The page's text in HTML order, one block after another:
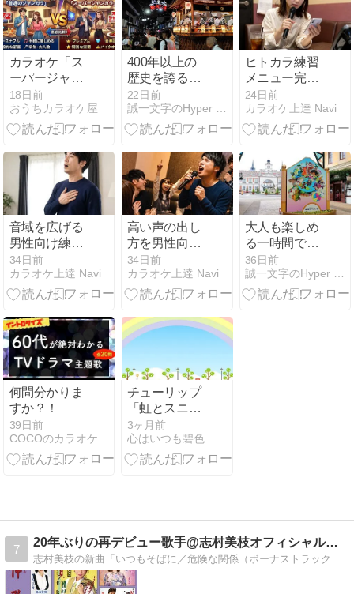
ィ』＆『オル
ゴールミュー
ジアム』＆
『遊園地パル
パル』徹底ガ
イド！
カラオケ「ス
ーパージャン
カラ」とは？
ジャンカラと
の違い・料金
18日前
おうちカラオケ屋
400年以上の
歴史を誇る伝
統的な盆踊
り！岐阜県に
ある【郡上の
撮影！
22日前
ヒトカラ練習
メニュー完全
版！2時間で
歌を上達させ
る実践時間配
24日前
カラオケ上達 Navi
音域を広げる
男性向け練習
法を解説！具
体的な手順に
ついて
34日前
カラオケ上達 Navi
高い声の出し
方を男性向け
解説｜裏返ら
ないコツと練
習法
34日前
カラオケ上達 Navi
大人も楽しめ
る一時間でス
ペイン旅行気
分に！異国情
緒あふれるテ
36日前
何問分かりま
すか？！
39日前
チューリップ
「虹とスニー
カーの頃」
3ヶ月前
心はいつも碧色
7
20年ぶりの再デビュー歌手@志村美枝オフィシャルブログ